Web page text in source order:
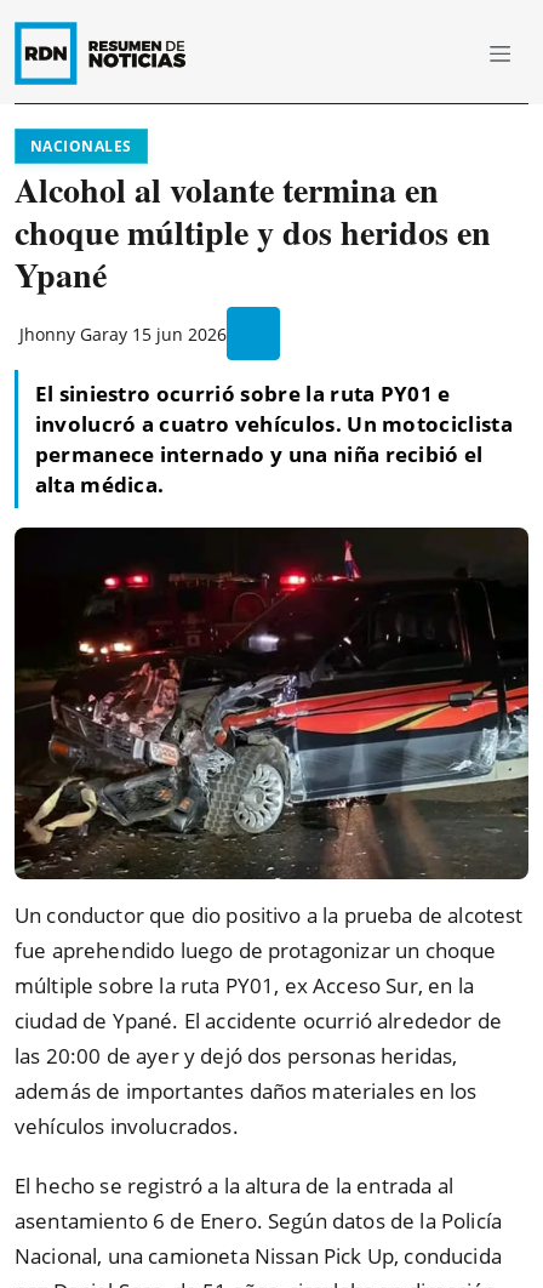
NACIONALES
Alcohol al volante termina en
choque múltiple y dos heridos en
Ypané
Jhonny Garay 15 jun 2026
El siniestro ocurrió sobre la ruta PY01 e
involucró a cuatro vehículos. Un motociclista
permanece internado y una niña recibió el
alta médica.
Un conductor que dio positivo a la prueba de alcotest
fue aprehendido luego de protagonizar un choque
múltiple sobre la ruta PY01, ex Acceso Sur, en la
ciudad de Ypané. El accidente ocurrió alrededor de
las 20:00 de ayer y dejó dos personas heridas,
además de importantes daños materiales en los
vehículos involucrados.
El hecho se registró a la altura de la entrada al
asentamiento 6 de Enero. Según datos de la Policía
Nacional, una camioneta Nissan Pick Up, conducida